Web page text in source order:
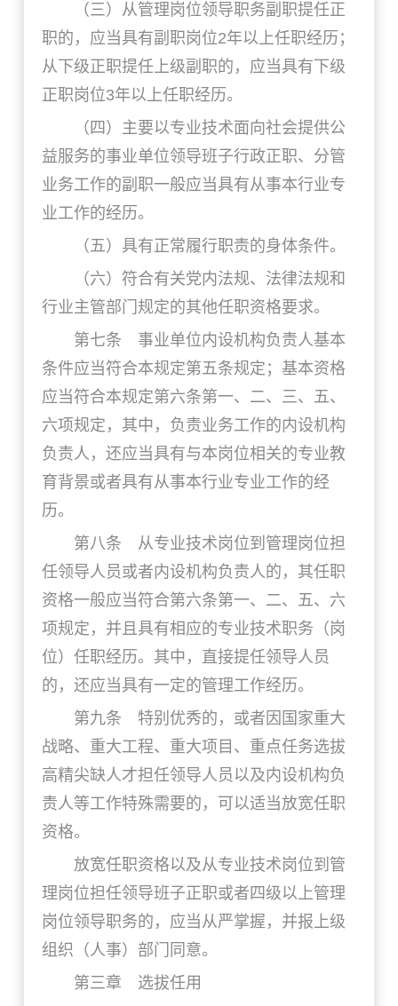
（三）从管理岗位领导职务副职提任正
职的，应当具有副职岗位2年以上任职经历；
从下级正职提任上级副职的，应当具有下级
正职岗位3年以上任职经历。
（四）主要以专业技术面向社会提供公
益服务的事业单位领导班子行政正职、分管
业务工作的副职一般应当具有从事本行业专
业工作的经历。
（五）具有正常履行职责的身体条件。
（六）符合有关党内法规、法律法规和
行业主管部门规定的其他任职资格要求。
第七条 事业单位内设机构负责人基本
条件应当符合本规定第五条规定；基本资格
应当符合本规定第六条第一、二、三、五、
六项规定，其中，负责业务工作的内设机构
负责人，还应当具有与本岗位相关的专业教
育背景或者具有从事本行业专业工作的经
历。
第八条 从专业技术岗位到管理岗位担
任领导人员或者内设机构负责人的，其任职
资格一般应当符合第六条第一、二、五、六
项规定，并且具有相应的专业技术职务（岗
位）任职经历。其中，直接提任领导人员
的，还应当具有一定的管理工作经历。
第九条 特别优秀的，或者因国家重大
战略、重大工程、重大项目、重点任务选拔
高精尖缺人才担任领导人员以及内设机构负
责人等工作特殊需要的，可以适当放宽任职
资格。
放宽任职资格以及从专业技术岗位到管
理岗位担任领导班子正职或者四级以上管理
岗位领导职务的，应当从严掌握，并报上级
组织（人事）部门同意。
第三章 选拔任用